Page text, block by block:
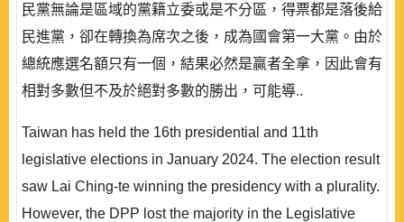
民黨無論是區域的黨籍立委或是不分區，得票都是落後給
民進黨，卻在轉換為席次之後，成為國會第一大黨。由於
總統應選名額只有一個，結果必然是贏者全拿，因此會有
相對多數但不及於絕對多數的勝出，可能導..
Taiwan has held the 16th presidential and 11th
legislative elections in January 2024. The election result
saw Lai Ching-te winning the presidency with a plurality.
However, the DPP lost the majority in the Legislative